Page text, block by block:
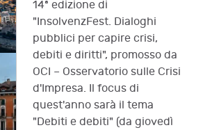
14ª edizione di
"InsolvenzFest. Dialoghi
pubblici per capire crisi,
debiti e diritti", promosso da
OCI – Osservatorio sulle Crisi
d'Impresa. Il focus di
quest'anno sarà il tema
"Debiti e debiti" (da giovedì